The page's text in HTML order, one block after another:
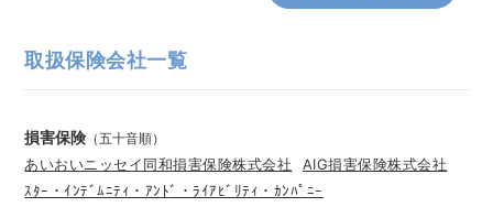
取扱保険会社一覧
損害保険 （五十音順）
あいおいニッセイ同和損害保険株式会社
AIG損害保険株式会社
ｽﾀｰ・ｲﾝﾃﾞﾑﾆﾃｨ・ｱﾝﾄﾞ・ﾗｲｱﾋﾞﾘﾃｨ・ｶﾝﾊﾟﾆｰ